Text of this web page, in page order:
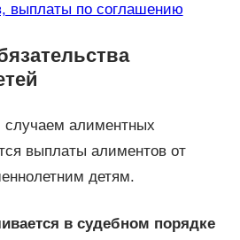
выплаты по соглашению
случаем алиментных
выплаты алиментов от
детям.
в судебном порядке